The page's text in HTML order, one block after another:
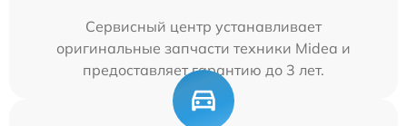
Сервисный центр устанавливает
оригинальные запчасти техники Midea и
предоставляет гарантию до 3 лет.